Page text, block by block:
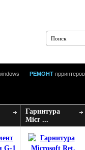
РЕМОНТ
Гарнитура
Micr ...